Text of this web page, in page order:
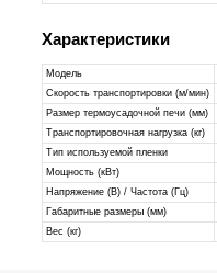
Характеристики
Модель
Скорость транспортировки (м/мин)
Размер термоусадочной печи (мм)
Транспортировочная нагрузка (кг)
Тип используемой пленки
Мощность (кВт)
Напряжение (В) / Частота (Гц)
Габаритные размеры (мм)
Вес (кг)